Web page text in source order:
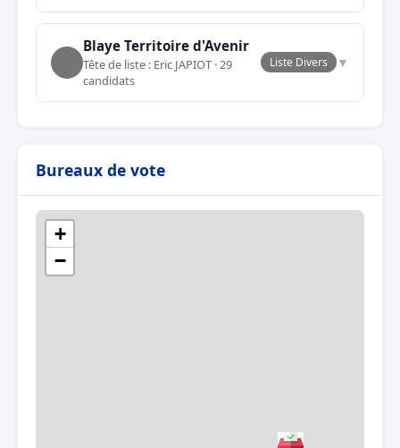
Blaye Territoire d'Avenir
Tête de liste : Eric JAPIOT · 29
candidats
Liste Divers ▼
Bureaux de vote
+
−